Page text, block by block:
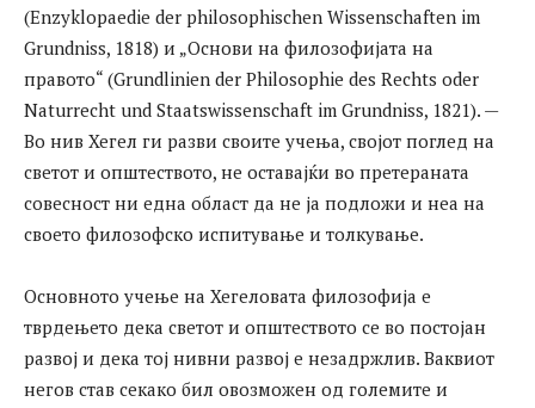
(Enzyklopaedie der philosophischen Wissenschaften im
Grundniss, 1818) и „Основи на филозофијата на
правото“ (Grundlinien der Philosophie des Rechts oder
Naturrecht und Staatswissenschaft im Grundniss, 1821). —
Во нив Хегел ги разви своите учења, својот поглед на
светот и општеството, не оставајќи во претераната
совесност ни една област да не ја подложи и нeа на
своето филозофско испитување и толкување.
Основното учење на Хегеловата филозофија е
тврдењето дека светот и општеството се во постојан
развој и дека тој нивни развој е незадржлив. Ваквиот
негов став секако бил овозможен од големите и